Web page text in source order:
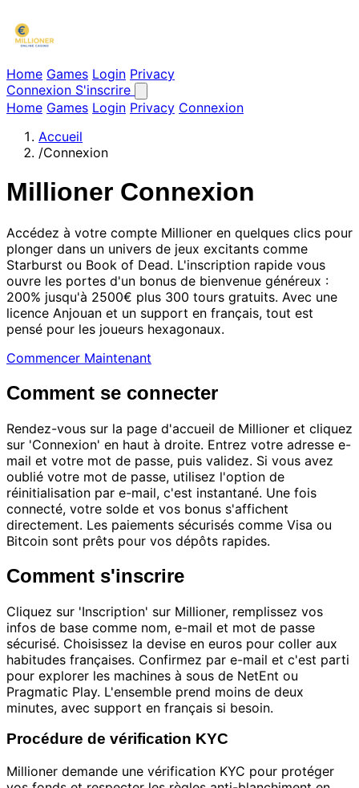
Home Games Login Privacy
Connexion S'inscrire
Home Games Login Privacy Connexion
Accueil
/Connexion
Millioner Connexion
Accédez à votre compte Millioner en quelques clics pour
plonger dans un univers de jeux excitants comme
Starburst ou Book of Dead. L'inscription rapide vous
ouvre les portes d'un bonus de bienvenue généreux :
200% jusqu'à 2500€ plus 300 tours gratuits. Avec une
licence Anjouan et un support en français, tout est
pensé pour les joueurs hexagonaux.
Commencer Maintenant
Comment se connecter
Rendez-vous sur la page d'accueil de Millioner et cliquez
sur 'Connexion' en haut à droite. Entrez votre adresse e-
mail et votre mot de passe, puis validez. Si vous avez
oublié votre mot de passe, utilisez l'option de
réinitialisation par e-mail, c'est instantané. Une fois
connecté, votre solde et vos bonus s'affichent
directement. Les paiements sécurisés comme Visa ou
Bitcoin sont prêts pour vos dépôts rapides.
Comment s'inscrire
Cliquez sur 'Inscription' sur Millioner, remplissez vos
infos de base comme nom, e-mail et mot de passe
sécurisé. Choisissez la devise en euros pour coller aux
habitudes françaises. Confirmez par e-mail et c'est parti
pour explorer les machines à sous de NetEnt ou
Pragmatic Play. L'ensemble prend moins de deux
minutes, avec support en français si besoin.
Procédure de vérification KYC
Millioner demande une vérification KYC pour protéger